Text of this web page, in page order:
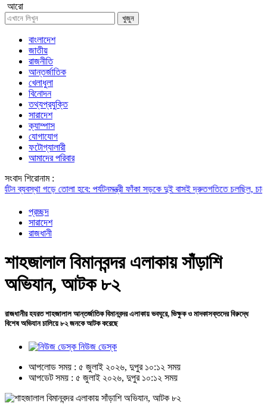
আরো
খুজুন
বাংলাদেশ
জাতীয়
রাজনীতি
আন্তর্জাতিক
খেলাধুলা
বিনোদন
তথ্যপ্রযুক্তি
সারাদেশ
ক্যাম্পাস
যোগাযোগ
ফটোগ্যালারী
আমাদের পরিবার
সংবাদ শিরোনাম :
গড়ে তোলা হবে: পর্যটনমন্ত্রীফাঁকা সড়কে দুই বাসই দ্রুতগতিতে চলছিল, চালকদের
প্রচ্ছদ
সারাদেশ
রাজধানী
শাহজালাল বিমানবন্দর এলাকায় সাঁড়াশি
অভিযান, আটক ৮২
রাজধানীর হযরত শাহজালাল আন্তর্জাতিক বিমানবন্দর এলাকায় ভবঘুরে, ভিক্ষুক ও মাদকাসক্তদের বিরুদ্ধে
বিশেষ অভিযান চালিয়ে ৮২ জনকে আটক করেছে
নিউজ ডেস্ক
আপলোড সময় : ৫ জুলাই ২০২৬, দুপুর ১০:১২ সময়
আপডেট সময় : ৫ জুলাই ২০২৬, দুপুর ১০:১২ সময়